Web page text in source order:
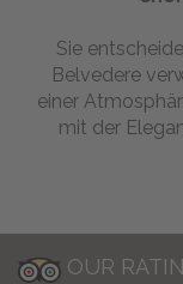
Sie
Belvedere
einer
mit der
OUR